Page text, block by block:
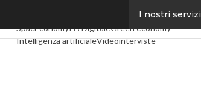
I nostri servizi
TelcoIndustria 4.0
SpacEconomyPA DigitaleGreen economy
Intelligenza artificialeVideointerviste